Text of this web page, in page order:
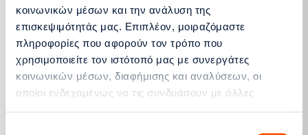
κοινωνικών μέσων και την ανάλυση της
επισκεψιμότητάς μας. Επιπλέον, μοιραζόμαστε
πληροφορίες που αφορούν τον τρόπο που
χρησιμοποιείτε τον ιστότοπό μας με συνεργάτες
κοινωνικών μέσων, διαφήμισης και αναλύσεων, οι
οποίοι ενδεχομένως να τις συνδυάσουν με άλλες
Δελτίο Τύπου